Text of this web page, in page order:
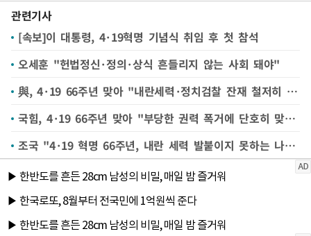
관련기사
[속보]이 대통령, 4·19혁명 기념식 취임 후 첫 참석
오세훈 "헌법정신·정의·상식 흔들리지 않는 사회 돼야"
與, 4·19 66주년 맞아 "내란세력·정치검찰 잔재 철저히 청산할 것"
국힘, 4·19 66주년 맞아 "부당한 권력 폭거에 단호히 맞서 싸울 것"
조국 "4·19 혁명 66주년, 내란 세력 발붙이지 못하는 나라 만들 것"